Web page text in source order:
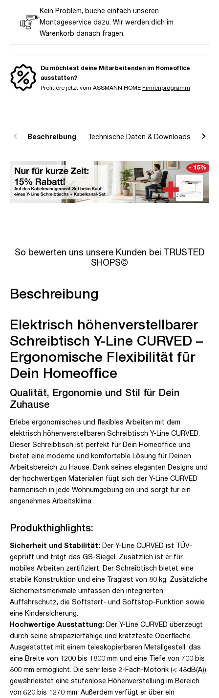
Kein Problem, buche einfach unseren
Montageservice dazu. Wir werden dich im
Warenkorb danach fragen.
Du möchtest deine Mitarbeitenden im Homeoffice
ausstatten?
Profitiere jetzt vom ASSMANN HOME Firmenprogramm
Beschreibung Technische Daten & Downloads
So bewerten uns unsere Kunden bei TRUSTED
SHOPS©
Beschreibung
Elektrisch höhenverstellbarer
Schreibtisch Y-Line CURVED –
Ergonomische Flexibilität für
Dein Homeoffice
Qualität, Ergonomie und Stil für Dein
Zuhause
Erlebe ergonomisches und flexibles Arbeiten mit dem
elektrisch höhenverstellbaren Schreibtisch Y-Line CURVED.
Dieser Schreibtisch ist perfekt für Dein Homeoffice und
bietet eine moderne und komfortable Lösung für Deinen
Arbeitsbereich zu Hause. Dank seines eleganten Designs und
der hochwertigen Materialien fügt sich der Y-Line CURVED
harmonisch in jede Wohnumgebung ein und sorgt für ein
angenehmes Arbeitsklima.
Produkthighlights:
Sicherheit und Stabilität: Der Y-Line CURVED ist TÜV-
geprüft und trägt das GS-Siegel. Zusätzlich ist er für
mobiles Arbeiten zertifiziert. Der Schreibtisch bietet eine
stabile Konstruktion und eine Traglast von 80 kg. Zusätzliche
Sicherheitsmerkmale umfassen den integrierten
Auffahrschutz, die Softstart- und Softstop-Funktion sowie
eine Kindersicherung.
Hochwertige Ausstattung: Der Y-Line CURVED überzeugt
durch seine strapazierfähige und kratzfeste Oberfläche.
Ausgestattet mit einem teleskopierbaren Metallgestell, das
eine Breite von 1200 bis 1800 mm und eine Tiefe von 700 bis
800 mm ermöglicht. Die sehr leise 2-Fach-Motorik (< 48dB(A))
gewährleistet eine stufenlose Höhenverstellung im Bereich
von 620 bis 1270 mm. Außerdem verfügt er über ein